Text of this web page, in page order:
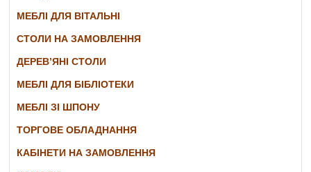
МЕБЛІ ДЛЯ ВІТАЛЬНІ
СТОЛИ НА ЗАМОВЛЕННЯ
ДЕРЕВ’ЯНІ СТОЛИ
МЕБЛІ ДЛЯ БІБЛІОТЕКИ
МЕБЛІ ЗІ ШПОНУ
ТОРГОВЕ ОБЛАДНАННЯ
КАБІНЕТИ НА ЗАМОВЛЕННЯ